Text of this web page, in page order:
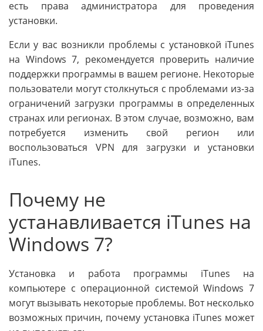
есть права администратора для проведения
установки.
Если у вас возникли проблемы с установкой iTunes
на Windows 7, рекомендуется проверить наличие
поддержки программы в вашем регионе. Некоторые
пользователи могут столкнуться с проблемами из-за
ограничений загрузки программы в определенных
странах или регионах. В этом случае, возможно, вам
потребуется изменить свой регион или
воспользоваться VPN для загрузки и установки
iTunes.
Почему не
устанавливается iTunes на
Windows 7?
Установка и работа программы iTunes на
компьютере с операционной системой Windows 7
могут вызывать некоторые проблемы. Вот несколько
возможных причин, почему установка iTunes может